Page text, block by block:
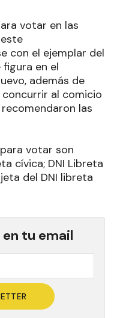
votar en las
con el ejemplar del
en el
además de
al comicio
las
votar son
cívica; DNI Libreta
del DNI libreta
tu email